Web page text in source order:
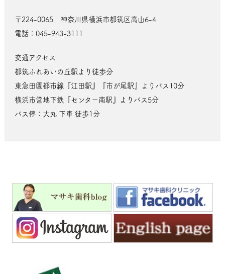
〒224-0065 神奈川県横浜市都筑区高山6-4
電話：045-943-3111
交通アクセス
都筑ふれあいの丘駅より徒歩分
東急田園都市線『江田駅』『市が尾駅』よりバス10分
横浜市営地下鉄『センター南駅』よりバス5分
バス停：大丸 下車 徒歩1分